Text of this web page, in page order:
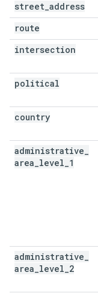
street address
route
intersection
political
country
administrative
area level 1
administrative
area level 2